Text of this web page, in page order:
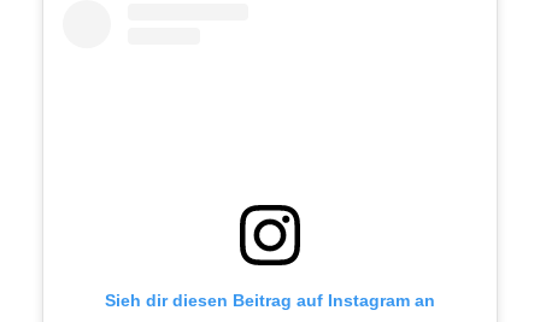
Sieh dir diesen Beitrag auf Instagram an